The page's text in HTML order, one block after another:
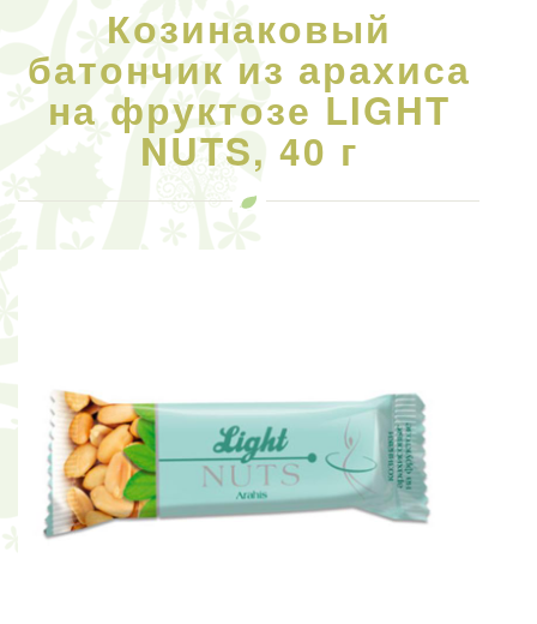
Козинаковый
батончик из арахиса
на фруктозе LIGHT
NUTS, 40 г